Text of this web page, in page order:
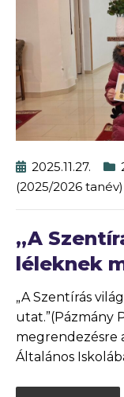
2025.11.27.
(2025/2026 tanév)
„A
léleknek
„A Szentírás
utat.”(Pázmány
megrendezésre
Általános